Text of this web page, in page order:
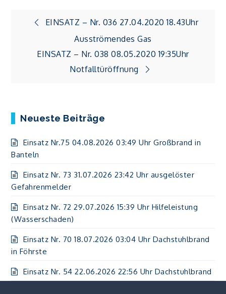
Beitragsnavigation
EINSATZ – Nr. 036 27.04.2020 18.43Uhr
Ausströmendes Gas
EINSATZ – Nr. 038 08.05.2020 19:35Uhr
Notfalltüröffnung
Neueste Beiträge
Einsatz Nr.75 04.08.2026 03:49 Uhr Großbrand in
Banteln
Einsatz Nr. 73 31.07.2026 23:42 Uhr ausgelöster
Gefahrenmelder
Einsatz Nr. 72 29.07.2026 15:39 Uhr Hilfeleistung
(Wasserschaden)
Einsatz Nr. 70 18.07.2026 03:04 Uhr Dachstuhlbrand
in Föhrste
Einsatz Nr. 54 22.06.2026 22:56 Uhr Dachstuhlbrand